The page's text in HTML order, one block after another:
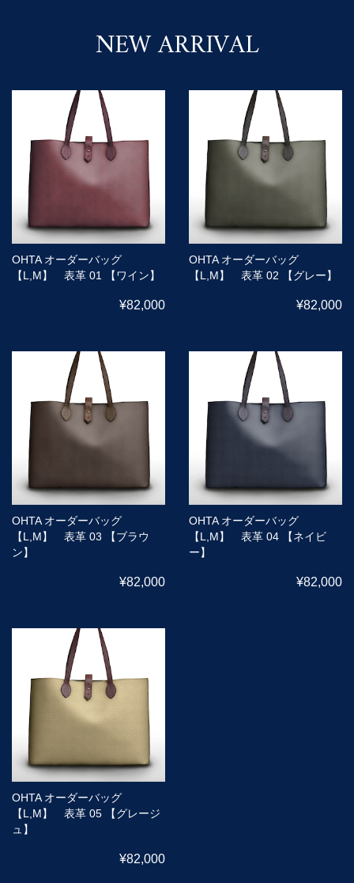
NEW ARRIVAL
OHTA オーダーバッグ
【L,M】 表革 01 【ワイン】
¥82,000
OHTA オーダーバッグ
【L,M】 表革 02 【グレー】
¥82,000
OHTA オーダーバッグ
【L,M】 表革 03 【ブラウ
ン】
¥82,000
OHTA オーダーバッグ
【L,M】 表革 04 【ネイビ
ー】
¥82,000
OHTA オーダーバッグ
【L,M】 表革 05 【グレージ
ュ】
¥82,000